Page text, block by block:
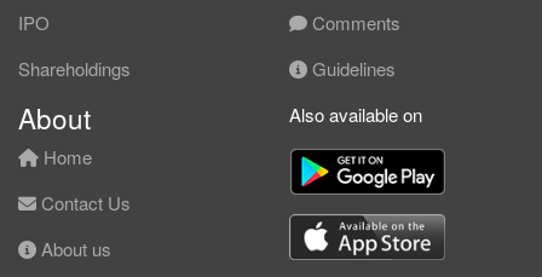
IPO
Shareholdings
Comments
Guidelines
About
Home
Contact Us
About us
Also available on